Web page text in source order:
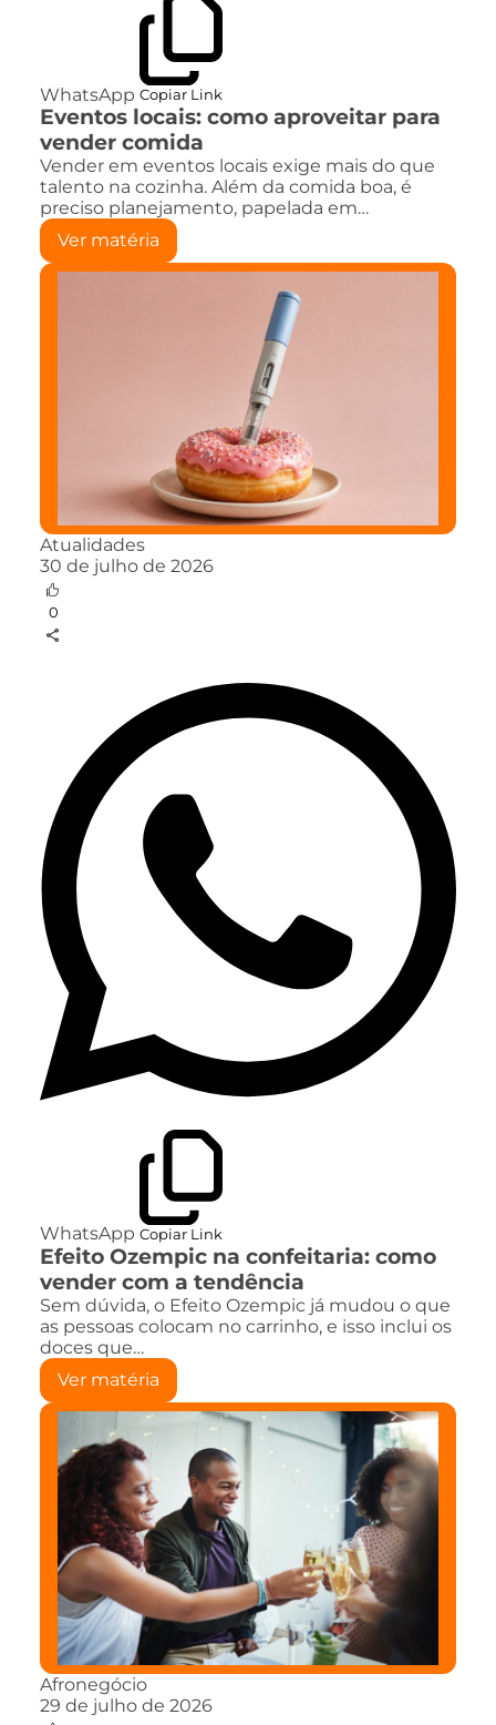
WhatsApp Copiar Link
Eventos locais: como aproveitar para
vender comida
Vender em eventos locais exige mais do que
talento na cozinha. Além da comida boa, é
preciso planejamento, papelada em…
Ver matéria
Atualidades
30 de julho de 2026
0
WhatsApp Copiar Link
Efeito Ozempic na confeitaria: como
vender com a tendência
Sem dúvida, o Efeito Ozempic já mudou o que
as pessoas colocam no carrinho, e isso inclui os
doces que…
Ver matéria
Afronegócio
29 de julho de 2026